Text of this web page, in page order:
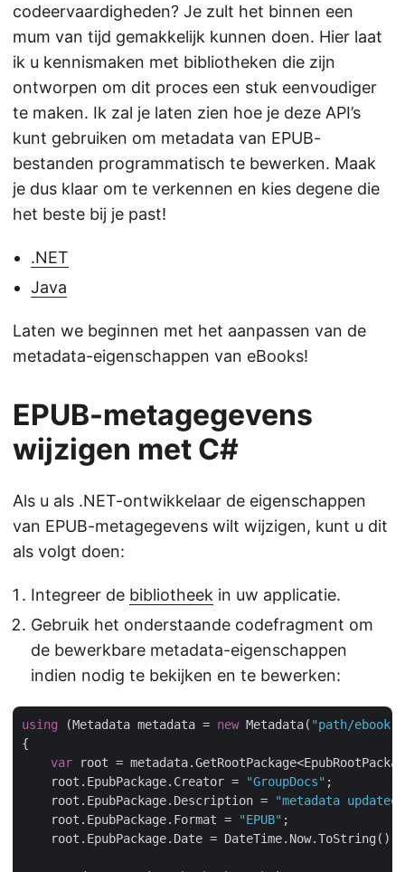
codeervaardigheden? Je zult het binnen een
mum van tijd gemakkelijk kunnen doen. Hier laat
ik u kennismaken met bibliotheken die zijn
ontworpen om dit proces een stuk eenvoudiger
te maken. Ik zal je laten zien hoe je deze API’s
kunt gebruiken om metadata van EPUB-
bestanden programmatisch te bewerken. Maak
je dus klaar om te verkennen en kies degene die
het beste bij je past!
.NET
Java
Laten we beginnen met het aanpassen van de
metadata-eigenschappen van eBooks!
EPUB-metagegevens
wijzigen met C#
Als u als .NET-ontwikkelaar de eigenschappen
van EPUB-metagegevens wilt wijzigen, kunt u dit
als volgt doen:
Integreer de bibliotheek in uw applicatie.
Gebruik het onderstaande codefragment om
de bewerkbare metadata-eigenschappen
indien nodig te bekijken en te bewerken:
using (Metadata metadata = new Metadata( "path/
{
var root =
    root.EpubPackage.Creator =
"GroupDocs" ;
    root.EpubPackage.Description =
"metadata updated
    root.EpubPackage.Format =
"EPUB" ;
    root.EpubPackage.Date = DateTime.Now.ToString();